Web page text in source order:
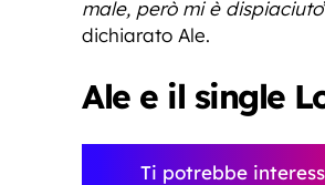
male, però mi è dispiaciuto
dichiarato Ale.
Ale e il single
Ti potrebbe